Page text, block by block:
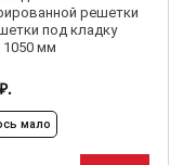
решетки
под кладку
1050 мм
₽.
мало